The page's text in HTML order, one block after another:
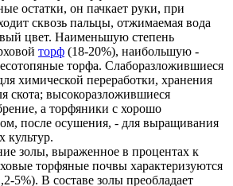
остатки, он пачкает руки, при
сквозь пальцы, отжимаемая вода
цвет. Наименьшую степень
торф (18-20%), наибольшую -
торфа. Слаборазложившиеся
химической переработки, хранения
скота; высокоразложившиеся
а торфяники с хорошо
после осушения, - для выращивания
культур.
золы, выраженное в процентах к
торфяные почвы характеризуются
5%). В составе золы преобладает